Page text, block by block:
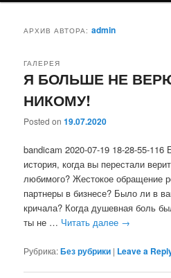
АРХИВ АВТОРА:admin
Я БОЛЬШЕ НЕ
НИКОМУ!
ГАЛЕРЕЯ
Posted on19.07.2020
bandicam 2020-07-19 18-28-55-
история, когда вы перестали
любимого? Жестокое обращение
партнеры в бизнесе? Было ли в
кричала? Когда душевная боль
ты не … Читать далее →
Рубрика:Без рубрики | Leave a